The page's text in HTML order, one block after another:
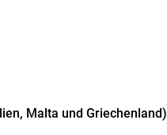
Malta und Griechenland)